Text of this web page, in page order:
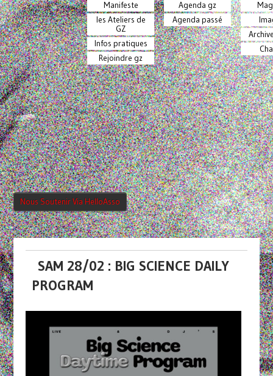
Manifeste
les Ateliers de
GZ
Infos pratiques
Rejoindre gz
Agenda gz
Agenda passé
Nous Soutenir Via HelloAsso
SAM 28/02 : BIG SCIENCE DAILY
PROGRAM